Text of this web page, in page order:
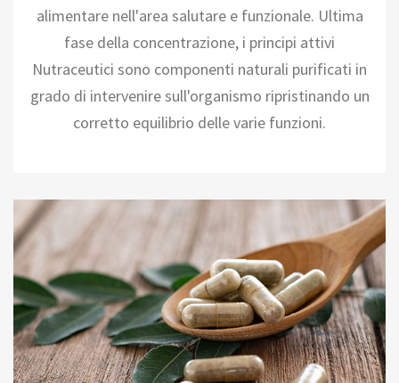
alimentare nell'area salutare e funzionale. Ultima
fase della concentrazione, i principi attivi
Nutraceutici sono componenti naturali purificati in
grado di intervenire sull'organismo ripristinando un
corretto equilibrio delle varie funzioni.